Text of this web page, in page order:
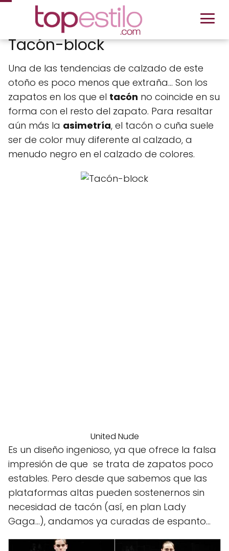
Tacón-block
Una de las tendencias de calzado de este
otoño es poco menos que extraña… Son los
zapatos en los que el tacón no coincide en su
forma con el resto del zapato. Para resaltar
aún más la asimetría, el tacón o cuña suele
ser de color muy diferente al calzado, a
menudo negro en el calzado de colores.
United Nude
Es un diseño ingenioso, ya que ofrece la falsa
impresión de que se trata de zapatos poco
estables. Pero desde que sabemos que las
plataformas altas pueden sostenernos sin
necesidad de tacón (así, en plan Lady
Gaga…), andamos ya curadas de espanto…